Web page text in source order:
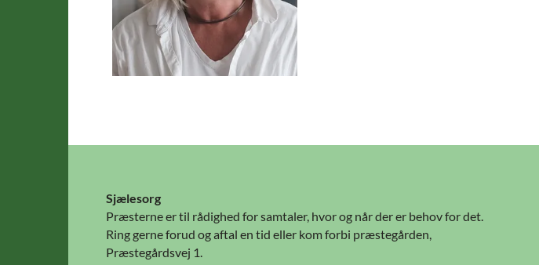
Sjælesorg
Præsterne er til rådighed for samtaler, hvor og når der er behov for det.
Ring gerne forud og aftal en tid eller kom forbi præstegården,
Præstegårdsvej 1.